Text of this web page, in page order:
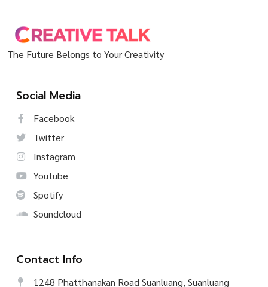
The Future Belongs to Your Creativity
Social Media
Facebook
Twitter
Instagram
Youtube
Spotify
Soundcloud
Contact Info
1248 Phatthanakan Road Suanluang, Suanluang